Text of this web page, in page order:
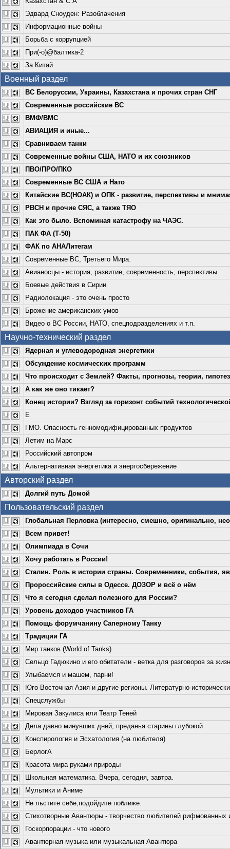
Эдвард Сноуден: Разоблачения
Информационные войны
Борьба с коррупцией
При(-о)@балтика-2
За Китай
Военный раздел
ВС Белоруссии, Украины, Казахстана и прочих стран СНГ
Современные российские ВС
ВМФ/ВМС
АВИАЦИЯ и иные...
Сравниваем танки
Современные войны США, НАТО и их союзников
ПВО/ПРО/ПКО
Современные ВС США и Нато
Китайские ВС(НОАК) и ОПК - развитие, перспективы и
РВСН и прочие СЯС, а также ТЯО
Как это было. Вспоминая катастрофу на ЧАЭС.
ПАК ФА (Т-50)
ФАК по АНАЛитегам
Современные ВС, Третьего Мира.
Авианосцы - история, развитие, современность, перспективы
Боевые действия в Сирии
Радиолокация - это очень просто
Брожение американских умов
Видео о ВС России, НАТО, спецподразделениях и т.п.
Научно-технический раздел
Ядерная и углеводородная энергетики
Обсуждение космических программ
Что происходит с Землей? Факты, прогнозы, теории,
А как же оно тикает?
Конец истории? Взгляд за горизонт событий
Ё
ГМО. Опасность генномодифицированных продуктов
Летим на Марс
Российский автопром
Альтернативная энергетика и энергосбережение
Авторский раздел
Долгий путь Домой
Пользовательский раздел
Глобальная Перловка (интересно, смешно, оригинально,
Всем привет!
Олимпиада в Сочи
Хочу работать в России!
Сталин. Роль в истории страны. Современники, события,
Пророссийские силы в Одессе. ДОЗОР и всё о нём
Что я сегодня сделал полезного для России?
Уровень доходов участников ГА
Помощь форумчанину Саперному Танку
Традиции ГА
Мир танков (World of Tanks)
Сельцо Гадюкино и его обитатели - ветка для разговоров за
Улыбаемся и машем, парни!
Юго-Восточная Азия и другие регионы. Литературно-
Спецслужбы
Мировая Закулиса или Театр Теней
Дела давно минувших дней, преданья старины глубокой
Конспирология и Эсхатология (на любителя)
БерлогА
Красота мира руками природы
Школьная математика. Вчера, сегодня, завтра.
Мультики и Аниме
Не льстите себе,подойдите поближе.
Стихотворные Авантюры - творчество любителей рифмованных
Госкорпорации - что нового
Авантюрная музыка или музыкальная Авантюра